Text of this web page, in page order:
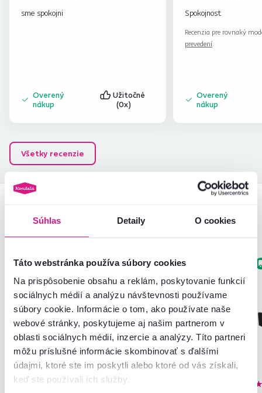
Súhlas Detaily O cookies
Táto webstránka používa súbory cookies
Na prispôsobenie obsahu a reklám, poskytovanie funkcií
sociálnych médií a analýzu návštevnosti používame
súbory cookie. Informácie o tom, ako používate naše
webové stránky, poskytujeme aj našim partnerom v
oblasti sociálnych médií, inzercie a analýzy. Títo partneri
môžu príslušné informácie skombinovať s ďalšími
údajmi, ktoré ste im poskytli alebo ktoré od vás získali,
keď ste používali ich služby.
sme spokojni
Overený
nákup
Užitočné
(0x)
Spokojnost
Recenzia pre rovnaký
prevedení.
Overený
nákup
Všetky recenzie
Podobné produkty
Zadarmo Akcia
4,1 72
Zadarmo